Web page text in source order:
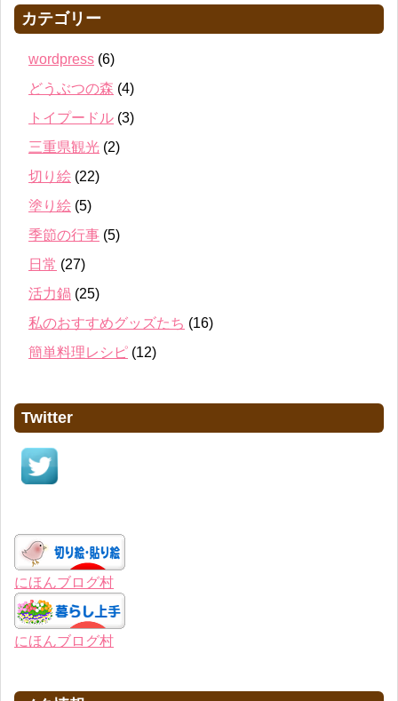
カテゴリー
wordpress (6)
どうぶつの森 (4)
トイプードル (3)
三重県観光 (2)
切り絵 (22)
塗り絵 (5)
季節の行事 (5)
日常 (27)
活力鍋 (25)
私のおすすめグッズたち (16)
簡単料理レシピ (12)
Twitter
にほんブログ村
にほんブログ村